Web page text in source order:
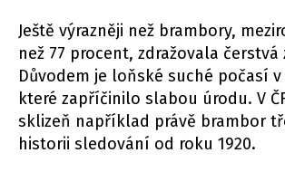
Ještě výrazněji než brambory,
než 77 procent, zdražovala čerstvá
Důvodem je loňské suché počasí v
které zapříčinilo slabou úrodu. V
sklizeň například právě brambor
historii sledování od roku 1920.